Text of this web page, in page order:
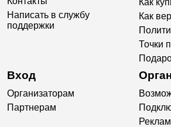
Написать в службу
поддержки
Как
Точки
Вход
Организаторам
Партнерам